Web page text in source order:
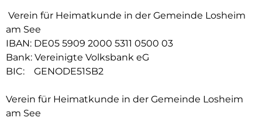
Verein für Heimatkunde in der Gemeinde Losheim
am See
IBAN: DE05 5909 2000 5311 0500 03
Bank: Vereinigte Volksbank eG
BIC: GENODE51SB2
Verein für Heimatkunde in der Gemeinde Losheim
am See